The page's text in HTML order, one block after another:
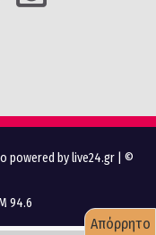
powered by live24.gr | ©
94.6
Απόρρητο